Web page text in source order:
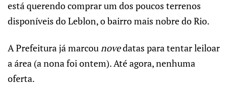
está querendo comprar um dos poucos terrenos
disponíveis do Leblon, o bairro mais nobre do Rio.
A Prefeitura já marcounovedatas para tentar leiloar
a área (a nona foi ontem). Até agora, nenhuma
oferta.